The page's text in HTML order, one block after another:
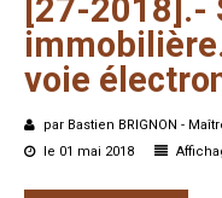
[27-2018].-
voie
par Bastien BRIGNON -
le 01 mai 2018